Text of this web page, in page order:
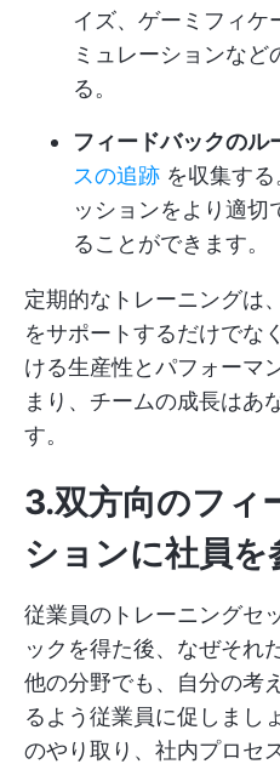
イズ、ゲーミフィケ
ミュレーションなど
る。
フィードバックのル
スの追跡 を収集す
ッションをより適切
ることができます。
定期的なトレーニングは
をサポートするだけでな
ける生産性とパフォーマ
まり、チームの成長はあ
す。
3.双方向のフィ
ションに社員を
従業員のトレーニングセ
ックを得た後、なぜそれ
他の分野でも、自分の考
るよう従業員に促しまし
のやり取り、社内プロセ